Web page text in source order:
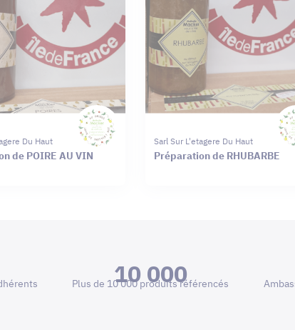
Du Haut
de POIRE AU VIN
Sarl Sur L'etagere Du Haut
Préparation de RHUBARBE
10 000
Plus de 10 000 produits référencés